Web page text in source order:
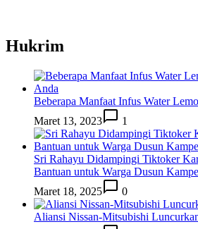
Hukrim
Beberapa Manfaat Infus Water
Maret 13, 2023
1
Sri Rahayu Didampingi Tiktoker
Bantuan untuk Warga Dusun
Maret 18, 2025
0
Aliansi Nissan-Mitsubishi